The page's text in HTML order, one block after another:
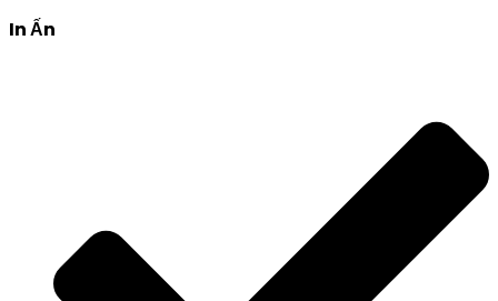
In Ấn